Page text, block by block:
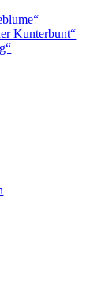
Kunterbunt“